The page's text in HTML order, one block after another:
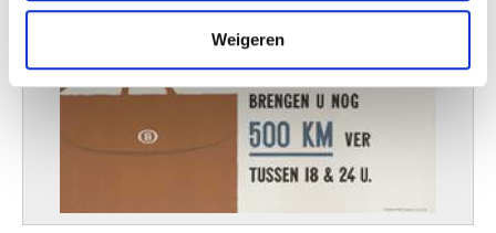
verzameld op basis van uw gebruik van hun services.
Weigeren